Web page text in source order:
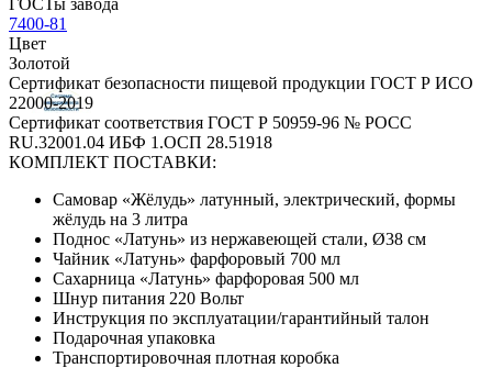
7400-81
Цвет
Золотой
Сертификат безопасности пищевой продукции ГОСТ Р ИСО
22000-2019
Сертификат соответствия ГОСТ Р 50959-96 № РОСС
RU.32001.04 ИБФ 1.ОСП 28.51918
КОМПЛЕКТ ПОСТАВКИ:
Самовар «Жёлудь» латунный, электрический, формы
жёлудь на 3 литра
Поднос «Латунь» из нержавеющей стали, Ø38 см
Чайник «Латунь» фарфоровый 700 мл
Сахарница «Латунь» фарфоровая 500 мл
Шнур питания 220 Вольт
Инструкция по эксплуатации/гарантийный талон
Подарочная упаковка
Транспортировочная плотная коробка